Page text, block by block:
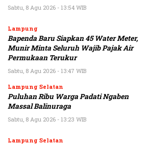
Sabtu, 8 Agu 2026 - 13:54 WIB
Lampung
Bapenda Baru Siapkan 45 Water Meter,
Munir Minta Seluruh Wajib Pajak Air
Permukaan Terukur
Sabtu, 8 Agu 2026 - 13:47 WIB
Lampung Selatan
Puluhan Ribu Warga Padati Ngaben
Massal Balinuraga
Sabtu, 8 Agu 2026 - 13:23 WIB
Lampung Selatan